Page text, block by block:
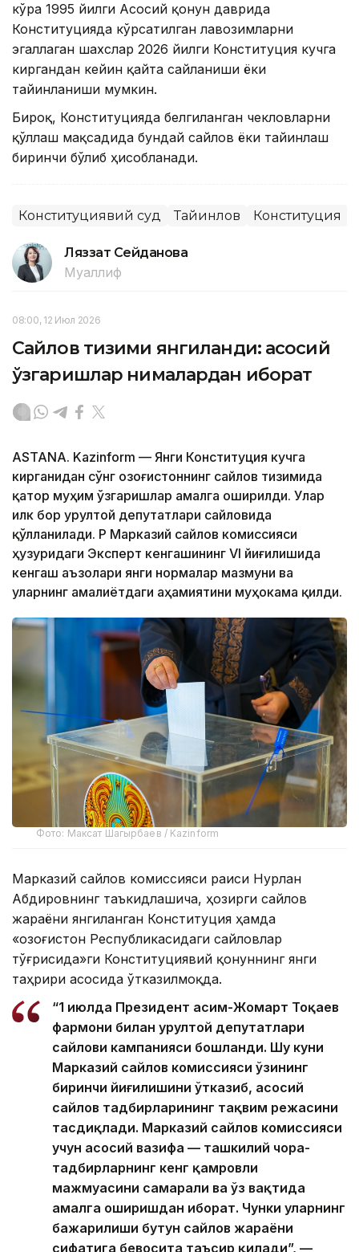
кўра 1995 йилги Асосий қонун даврида
Конституцияда кўрсатилган лавозимларни
эгаллаган шахслар 2026 йилги Конституция кучга
киргандан кейин қайта сайланиши ёки
тайинланиши мумкин.
Бироқ, Конституцияда белгиланган чекловларни
қўллаш мақсадида бундай сайлов ёки тайинлаш
биринчи бўлиб ҳисобланади.
Конституциявий суд Тайинлов Конституция
Ляззат Сейданова
Муаллиф
08:00, 12 Июл 2026
Сайлов тизими янгиланди: асосий
ўзгаришлар нималардан иборат
ASTANA. Kazinform — Янги Конституция кучга
кирганидан сўнг Қозоғистоннинг сайлов тизимида
қатор муҳим ўзгаришлар амалга оширилди. Улар
илк бор Қурултой депутатлари сайловида
қўлланилади. ҚР Марказий сайлов комиссияси
ҳузуридаги Эксперт кенгашининг VI йиғилишида
кенгаш аъзолари янги нормалар мазмуни ва
уларнинг амалиётдаги аҳамиятини муҳокама қилди.
Фото: Максат Шагырбаев / Kazinform
Марказий сайлов комиссияси раиси Нурлан
Абдировнинг таъкидлашича, ҳозирги сайлов
жараёни янгиланган Конституция ҳамда
«Қозоғистон Республикасидаги сайловлар
тўғрисида»ги Конституциявий қонуннинг янги
таҳрири асосида ўтказилмоқда.
“1 июлда Президент Қасим-Жомарт Тоқаев
фармони билан Қурултой депутатлари
сайлови кампанияси бошланди. Шу куни
Марказий сайлов комиссияси ўзининг
биринчи йиғилишини ўтказиб, асосий
сайлов тадбирларининг тақвим режасини
тасдиқлади. Марказий сайлов комиссияси
учун асосий вазифа — ташкилий чора-
тадбирларнинг кенг қамровли
мажмуасини самарали ва ўз вақтида
амалга оширишдан иборат. Чунки уларнинг
бажарилиши бутун сайлов жараёни
сифатига бевосита таъсир қилади”, —